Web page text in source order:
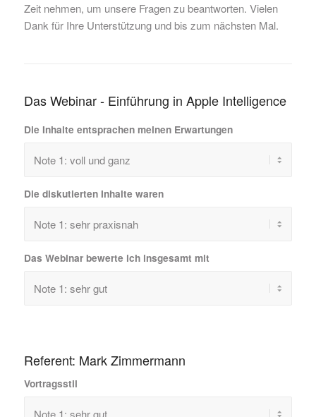
Zeit nehmen, um unsere Fragen zu beantworten. Vielen
Dank für Ihre Unterstützung und bis zum nächsten Mal.
Das Webinar - Einführung in Apple Intelligence
Die Inhalte entsprachen meinen Erwartungen
Die diskutierten Inhalte waren
Das Webinar bewerte ich insgesamt mit
Referent: Mark Zimmermann
Vortragsstil